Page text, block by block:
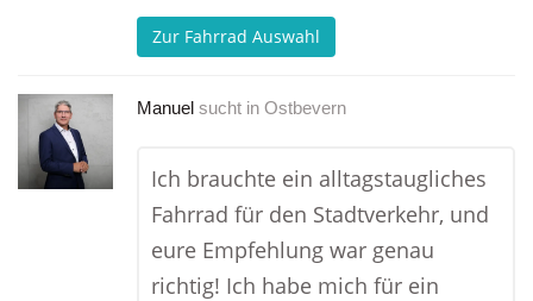
Zur Fahrrad Auswahl
Manuel sucht in Ostbevern
Ich brauchte ein alltagstaugliches
Fahrrad für den Stadtverkehr, und
eure Empfehlung war genau
richtig! Ich habe mich für ein